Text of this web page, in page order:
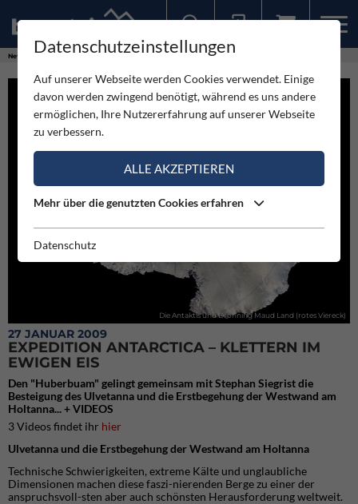
News Expedition Antarctica – Klettern im ewigen Eis
Die Antaktis und Dronning Maud Land (rotes Viereck)
27 JANUAR 2009
EXPEDITION ANTARCTICA – KLETTERN IM
EWIGEN EIS
Den "Huberbuam" gelingt gemeinsam mit Stephan Siegrist die
Besteigung des Ulvetanna und die Erstbegehung der Westwand am
Holtanna... + VIDEOS
3 Videosfindet ihr hier
Ulvetanna und die Erstbegehung der Westwand am Holtanna
Technische Schwierigkeiten, extreme Kälte und unglaubliche
Dimensionen machen diese faszi-nierenden Berge zu einer der
anspruchsvoll-sten aber auch schönsten Herausforderung weltweit.
Datenschutzeinstellungen
Auf unserer Webseite werden Cookies verwendet. Einige
davon werden zwingend benötigt, während es uns andere
ermöglichen, Ihre Nutzererfahrung auf unserer Webseite
zu verbessern.
ALLE AKZEPTIEREN
Mehr über die genutzten Cookies erfahren
Datenschutz